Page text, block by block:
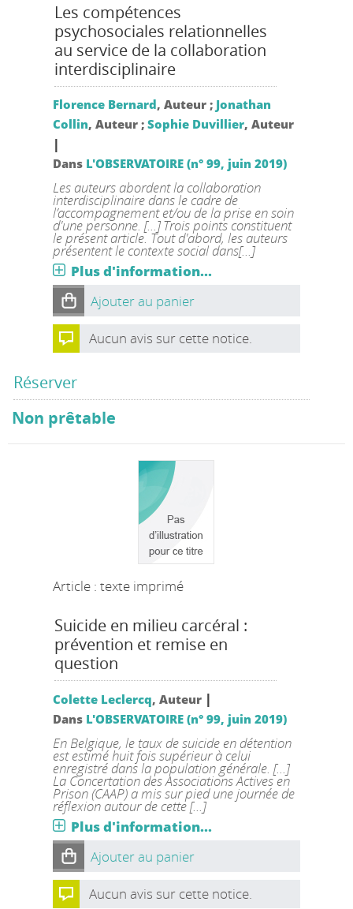
Les compétences
psychosociales relationnelles
au service de la collaboration
interdisciplinaire
Florence Bernard, Auteur ; Jonathan
Collin, Auteur ;Sophie Duvillier, Auteur
|
Dans L'OBSERVATOIRE (n° 99, juin 2019)
Les auteurs abordent la collaboration
interdisciplinaire dans le cadre de
l’accompagnement et/ou de la prise en soin
d'une personne. [...] Trois points constituent
le présent article. Tout d'abord, les auteurs
présentent le contexte social dans[...]
Plus d'information...
Ajouter au panier
Aucun avis sur cette notice.
Réserver
Non prêtable
Article : texte imprimé
Suicide en milieu carcéral :
prévention et remise en
question
Colette Leclercq, Auteur |
Dans L'OBSERVATOIRE (n° 99, juin 2019)
En Belgique, le taux de suicide en détention
est estimé huit fois supérieur à celui
enregistré dans la population générale. [...]
La Concertation des Associations Actives en
Prison (CAAP) a mis sur pied une journée de
réflexion autour de cette [...]
Plus d'information...
Ajouter au panier
Aucun avis sur cette notice.